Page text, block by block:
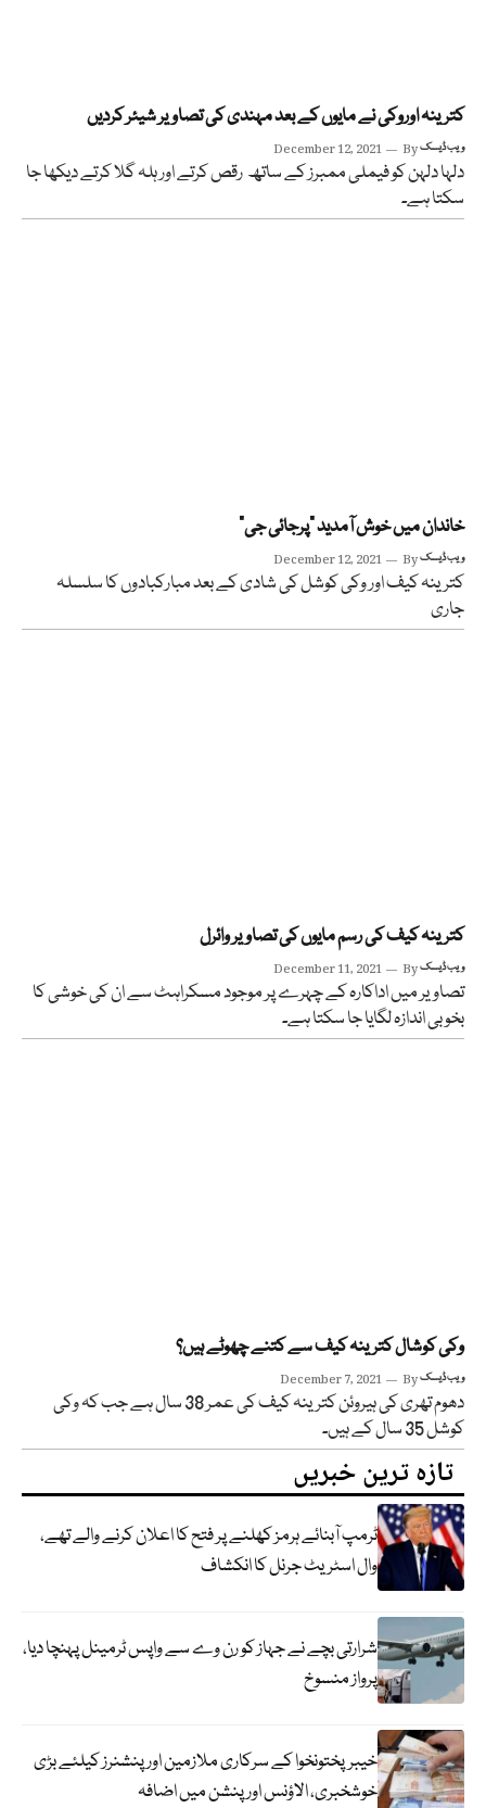
کترینہ اوروکی نے مایوں کے بعد مہندی کی تصاویر شیئر کردیں
December 12, 2021 Byویب ڈیسک
دلہا دلہن کو فیملی ممبرز کے ساتھ رقص کرتے اور ہلہ گلا کرتے دیکھا جا
سکتا ہے۔
خاندان میں خوش آمدید “پرجائی جی”
December 12, 2021 Byویب ڈیسک
کترینہ کیف اور وکی کوشل کی شادی کے بعد مبارکبادوں کا سلسلہ
جاری
کترینہ کیف کی رسم مایوں کی تصاویر وائرل
December 11, 2021 Byویب ڈیسک
تصاویر میں اداکارہ کے چہرے پر موجود مسکراہٹ سے ان کی خوشی کا
بخوبی اندازہ لگایا جا سکتا ہے۔
وکی کوشال کترینہ کیف سے کتنے چھوٹے ہیں؟
December 7, 2021 Byویب ڈیسک
دھوم تھری کی ہیروئن کترینہ کیف کی عمر 38 سال ہے جب کہ وکی
کوشل 35 سال کے ہیں۔
تازہ ترین خبریں
ٹرمپ آبنائے ہرمز کھلنے پر فتح کا اعلان کرنے والے تھے،
وال اسٹریٹ جرنل کا انکشاف
شرارتی بچے نے جہاز کو رن وے سے واپس ٹرمینل پہنچا دیا،
پرواز منسوخ
خیبرپختونخوا کے سرکاری ملازمین اور پنشنرز کیلئے بڑی
خوشخبری، الاؤنس اور پنشن میں اضافہ